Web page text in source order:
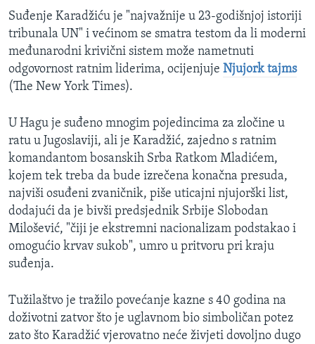
Suđenje Karadžiću je "najvažnije u 23-godišnjoj istoriji
tribunala UN" i većinom se smatra testom da li moderni
međunarodni krivični sistem može nametnuti
odgovornost ratnim liderima, ocijenjuje Njujork tajms
(The New York Times).
U Hagu je suđeno mnogim pojedincima za zločine u
ratu u Jugoslaviji, ali je Karadžić, zajedno s ratnim
komandantom bosanskih Srba Ratkom Mladićem,
kojem tek treba da bude izrečena konačna presuda,
najviši osuđeni zvaničnik, piše uticajni njujorški list,
dodajući da je bivši predsjednik Srbije Slobodan
Milošević, "čiji je ekstremni nacionalizam podstakao i
omogućio krvav sukob", umro u pritvoru pri kraju
suđenja.
Tužilaštvo je tražilo povećanje kazne s 40 godina na
doživotni zatvor što je uglavnom bio simboličan potez
zato što Karadžić vjerovatno neće živjeti dovoljno dugo